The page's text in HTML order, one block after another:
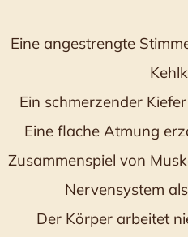
Eine angestrengte
Ein schmerzender
Eine flache Atmung
Zusammenspiel von
Nervensystem
Der Körper arbeitet